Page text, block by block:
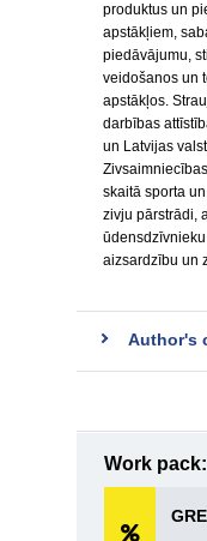
produktus un
apstākļiem,
piedāvājumu,
veidošanos un
apstākļos.
darbības
un Latvijas
skaitā sporta
zivju pārstrādi,
aizsardzību un
Author's
Work pack: